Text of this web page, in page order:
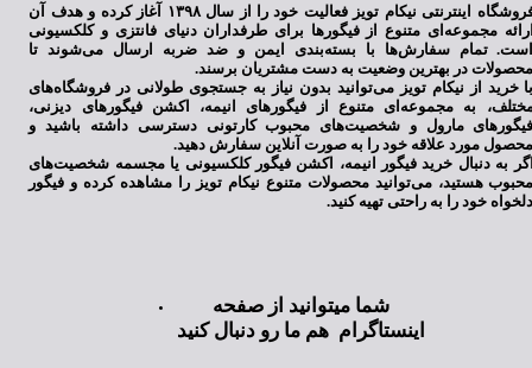
فروشگاه اینترنتی نیکام تویز فعالیت خود را از سال ۱۳۹۸ آغاز کرده و هدف آن
مجموعه‌ای متنوع از فیگورها برای طرفداران دنیای فانتزی و کلکسیونی
تمام سفارش‌ها با بسته‌بندی ایمن و ضد ضربه ارسال می‌شوند تا
در بهترین وضعیت به دست مشتریان برسند.
خرید از نیکام تویز می‌توانید بدون نیاز به جستجوی طولانی در فروشگاه‌های
به مجموعه‌ای متنوع از فیگورهای انیمه، اکشن فیگورهای دیزنی،
مارول و شخصیت‌های محبوب کارتونی دسترسی داشته باشید و
مورد علاقه خود را به صورت آنلاین سفارش دهید.
به دنبال خرید فیگور انیمه، اکشن فیگور کلکسیونی یا مجسمه شخصیت‌های
هستید، می‌توانید محصولات متنوع نیکام تویز را مشاهده کرده و فیگور
خود را به راحتی تهیه کنید.
شما میتوانید از صفحه
اینستاگرام هم ما رو دنبال کنید